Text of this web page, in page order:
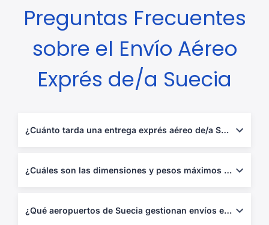
Preguntas Frecuentes
sobre el Envío Aéreo
Exprés de/a Suecia
¿Cuánto tarda una entrega exprés aéreo de/a Suecia?
¿Cuáles son las dimensiones y pesos máximos permitidos?
operador.
¿Qué aeropuertos de Suecia gestionan envíos exprés aéreo?